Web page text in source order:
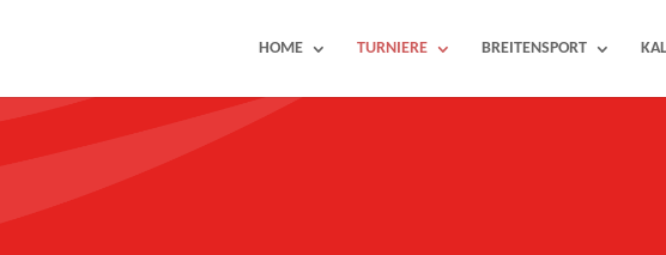
HOME TURNIERE BREITENSPORT